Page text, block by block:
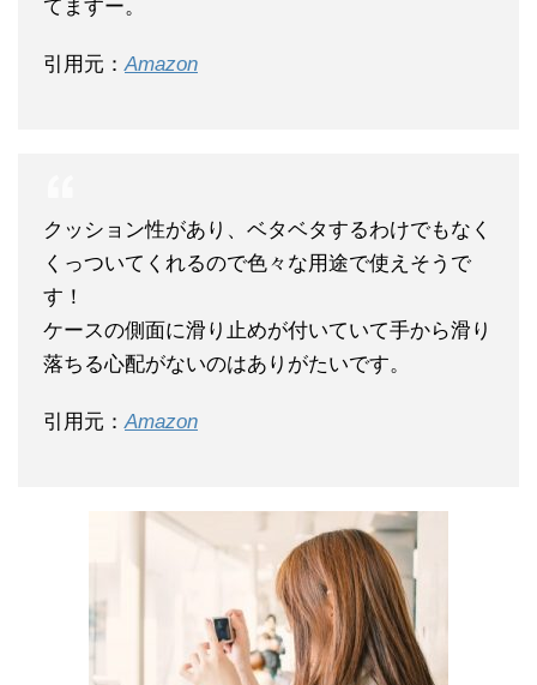
てますー。
引用元：Amazon
クッション性があり、ベタベタするわけでもなく
くっついてくれるので色々な用途で使えそうで
す！
ケースの側面に滑り止めが付いていて手から滑り
落ちる心配がないのはありがたいです。
引用元：Amazon